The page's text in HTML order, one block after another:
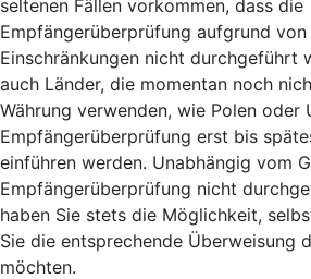
seltenen Fällen vorkommen, dass die
Empfängerüberprüfung aufgrund
Einschränkungen nicht durchgeführt
auch Länder, die momentan noch
Währung verwenden, wie Polen oder
Empfängerüberprüfung erst bis
einführen werden. Unabhängig vom
Empfängerüberprüfung nicht
haben Sie stets die Möglichkeit,
Sie die entsprechende Überweisung
möchten.